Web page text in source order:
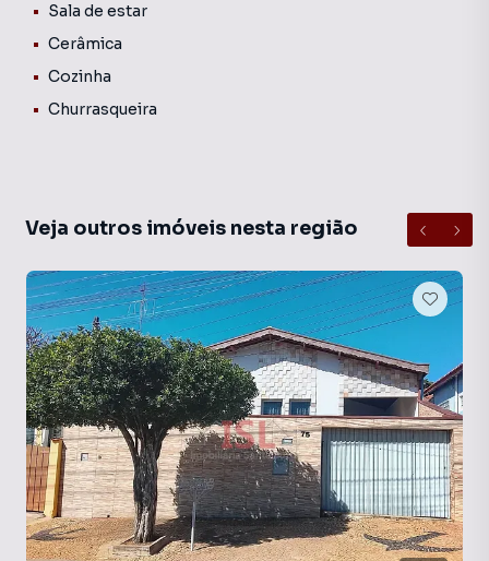
Sala de estar
Cerâmica
Cozinha
Churrasqueira
Veja outros imóveis nesta região